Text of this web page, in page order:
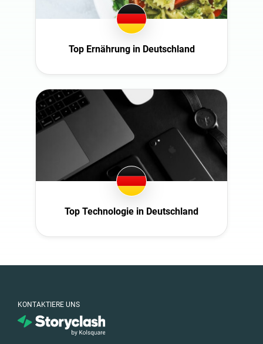
Top Ernährung in Deutschland
Top Technologie in Deutschland
KONTAKTIERE UNS